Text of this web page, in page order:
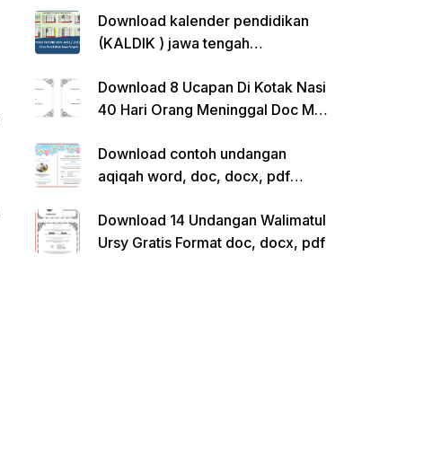
Download kalender pendidikan
(KALDIK ) jawa tengah
Download 8 Ucapan Di Kotak Nasi
40 Hari Orang Meninggal Doc Ms.
Download contoh undangan
aqiqah word, doc, docx, pdf
Download 14 Undangan Walimatul
Ursy Gratis Format doc, docx, pdf